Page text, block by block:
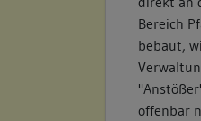
Bereich
bebaut,
offenbar